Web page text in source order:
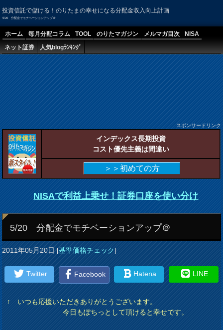
投資信託で儲ける！のりたまの幸せになる分配金収入向上計画
5/20 分配金でモチベーションアップ＠
ホーム 毎月分配コラム TOOL のりたマガジン メルマガ目次
NISA
ネット証券
人気blogﾗﾝｷﾝｸﾞ
スポンサードリンク
インデックス長期投資
コスト優先主義は間違い
＞＞初めての方
NISAで利益上乗せ！証券口座を使い分け
5/20 分配金でモチベーションアップ＠
2011年05月20日[基準価格チェック]
Twitter Facebook Hatena LINE
↑ いつも応援いただきありがとうございます。
今日もぽちっとして頂けると幸せです。